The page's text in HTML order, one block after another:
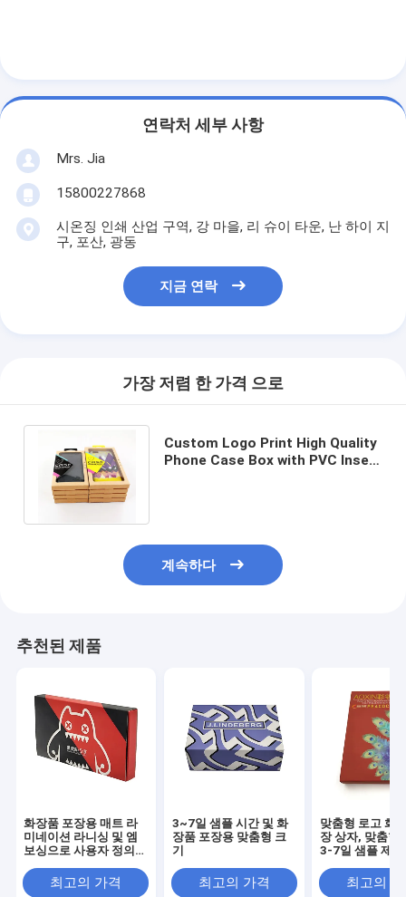
연락처 세부 사항
Mrs. Jia
15800227868
시온징 인쇄 산업 구역, 강 마을, 리 슈이 타운, 난 하이 지
구, 포산, 광동
지금 연락
가장 저렴 한 가격 으로
Custom Logo Print High Quality
Phone Case Box with PVC Insert
계속하다
추천된 제품
화장품 포장용 매트 라
미네이션 라니싱 및 엠
보싱으로 사용자 정의
최고의 가격
3~7일 샘플 시간 및 화
장품 포장용 맞춤형 크
기
최고의 가격
맞춤형 로고 화
장 상자, 맞춤형
3-7일 샘플 제
최고의